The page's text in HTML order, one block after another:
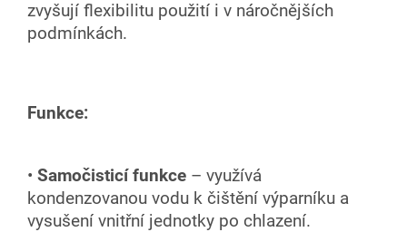
zvyšují flexibilitu použití i v náročnějších
podmínkách.
Funkce:
• Samočisticí funkce – využívá
kondenzovanou vodu k čištění výparníku a
vysušení vnitřní jednotky po chlazení.